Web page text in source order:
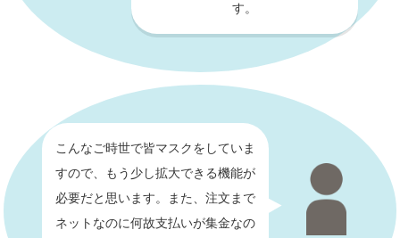
す。
こんなご時世で皆マスクをしていま
すので、
もう少し拡大できる機能が
必要だと思います。
また、注文まで
ネットなのに何故支払いが集金なの